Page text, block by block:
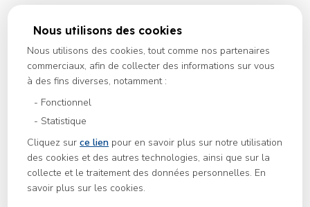
Ressources
Menu
de
navigation
des
ressources
Nos magazines
Evolew
Rue de Courcelles, 2F
6044, Charleroi
BCE : 0825.079.426
+32 476 93 98 19
contact@evolew.be
Nous utilisons des cookies
Nous utilisons des cookies, tout comme nos partenaires
commerciaux, afin de collecter des informations sur vous
à des fins diverses, notamment :
Fonctionnel
Statistique
Cliquez surce lien pour en savoir plus sur notre utilisation
des cookies et des autres technologies, ainsi que sur la
collecte et le traitement des données personnelles. En
savoir plus sur les cookies.